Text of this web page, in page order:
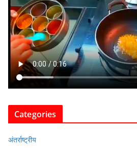
Categories
अंतर्राष्ट्रीय